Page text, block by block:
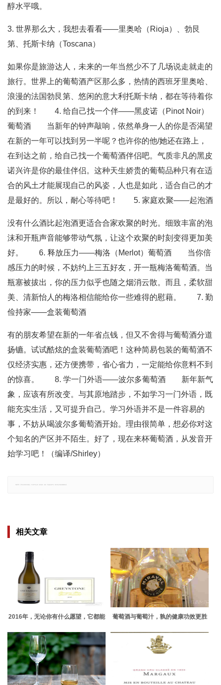
醇水平哦。
3. 世界那么大，我想去看看——里奥哈（Rioja）、勃艮
第、托斯卡纳（Toscana）
如果你是旅游达人，未来的一年当然少不了几场说走就走的
旅行。世界上的葡萄酒产区那么多，热情的西班牙里奥哈、
浪漫的法国勃艮第、悠闲的意大利托斯卡纳，都在等待着你
的到来！ 4. 给自己找一个伴——黑皮诺（Pinot Noir）
葡萄酒 当新年的钟声敲响，依然单身一人的你是否渴望
在新的一年可以找到另一半呢？也许你的他/她还在路上，
在到达之前，给自己找一个葡萄酒伴侣吧。气质非凡的黑皮
诺兴许是你的最佳伴侣。这种天生娇贵的葡萄品种只有在适
合的风土才能展现自己的风姿，人也是如此，适合自己的才
是最好的。所以，耐心等待吧！ 5. 家庭欢聚——起泡酒
没有什么酒比起泡酒更适合合家欢聚的时光。细致丰富的泡
沫和开瓶声音能够带动气氛，让这个欢聚的时刻变得更加美
好。 6. 释放压力——梅洛（Merlot）葡萄酒 当你倍
感压力的时候，不妨约上三五好友，开一瓶梅洛葡萄酒。当
瓶塞被拔出，你的压力似乎也随之烟消云散。而且，柔软甜
美、清新怡人的梅洛相信能给你一些难得的慰藉。 7. 勤
俭持家——盒装葡萄酒
有的朋友希望在新的一年省点钱，但又不舍得与葡萄酒分道
扬镳。试试酷炫的盒装葡萄酒吧！这种简易包装的葡萄酒不
仅经济实惠，还方便携带，省心省力，一定能给你意料不到
的惊喜。 8. 学一门外语——波尔多葡萄酒 新年新气
象，应该有所改变。与其原地踏步，不如学习一门外语，既
能充实生活，又可提升自己。学习外语并不是一件容易的
事，不妨从喝波尔多葡萄酒开始。理由很简单，想必你对这
个知名的产区并不陌生。好了，现在来杯葡萄酒，从发音开
始学习吧！（编译/Shirley）
相关文章
2016年，无论你有什么愿望，它都能
葡萄酒与葡萄汁，孰的健康功效更胜